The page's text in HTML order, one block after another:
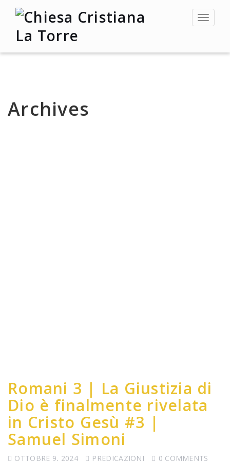
Toggle
Archives
Romani 3 | La Giustizia di
Dio è finalmente rivelata
in Cristo Gesù #3 |
Samuel Simoni
OTTOBRE 9, 2024 PREDICAZIONI 0 COMMENTS